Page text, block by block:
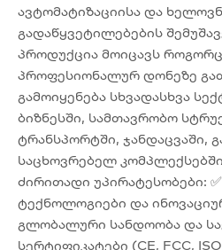
ავტომატიზაციისა და
გადაწყვეტილებების
პროდუქცია მოიცავს
პროფესიონალურ დონეზე
გამოიყენება სხვადასხვა
ბიზნესში, სამთავრობო
ტრანსპორტში, ჯანდაცვაში,
საცხოვრებელ
ძირითადი უპირატესობები:
ტექნოლოგიები და
გლობალური სანდოობა და
სერტიფიკატები (CE, FCC,